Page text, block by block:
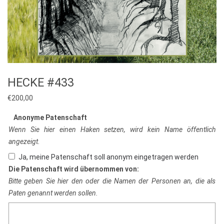
HECKE #433
€200,00
Anonyme Patenschaft
Wenn Sie hier einen Haken setzen, wird kein Name öffentlich
angezeigt.
Ja, meine Patenschaft soll anonym eingetragen werden
Die Patenschaft wird übernommen von:
Bitte geben Sie hier den oder die Namen der Personen an, die als
Paten genannt werden sollen.